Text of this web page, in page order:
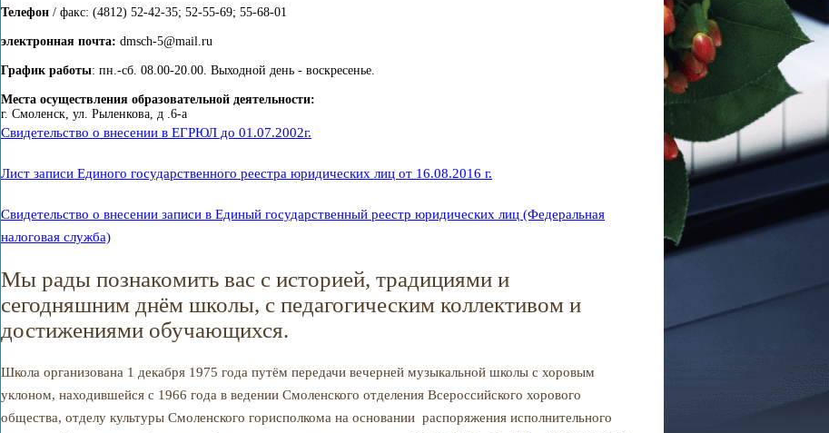
Телефон / факс: (4812) 52-42-35; 52-55-69; 55-68-01
электронная почта: dmsch-5@mail.ru
График работы: пн.-сб. 08.00-20.00. Выходной день - воскресенье.
Места осуществления образовательной деятельности:
г. Смоленск, ул. Рыленкова, д .6-а
Свидетельство о внесении в ЕГРЮЛ до 01.07.2002г.
Лист записи Единого государственного реестра юридических лиц от 16.08.2016 г.
Свидетельство о внесении записи в Единый государственный реестр юридических лиц (Федеральная
налоговая служба)
Мы рады познакомить вас с историей, традициями и
сегодняшним днём школы, с педагогическим коллективом и
достижениями обучающихся.
Школа организована 1 декабря 1975 года путём передачи вечерней музыкальной школы с хоровым
уклоном, находившейся с 1966 года в ведении Смоленского отделения Всероссийского хорового
общества, отделу культуры Смоленского горисполкома на основании распоряжения исполнительного